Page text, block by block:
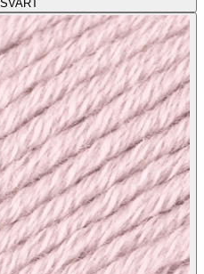
SVART